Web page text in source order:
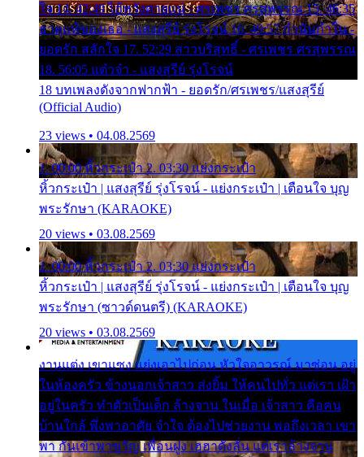
ใจ 14. 42:49 ไอ้หวังตายแน่ - ศรเพชร ศรสุพรรณ 15. 46:35
ธาตุแท้ของเธอ - แสงสุรีย์ รุ่งโรจน์ 16. 49:57 กำนันกำใน -
ยอดรัก สลักใจ 17. 52:29 สาวบริสุทธิ์ - ศรเพชร ศรสุพรรณ
18. 56:05 แต๋วจ๋า - แสงสุรีย์ รุ่งโรจน์
18 บทเพลงดังจากฟากฟ้า - ยอดรัก/ศรเพชร/แสงสุรีย์
(Official Audio)
23 views • 04.08.2569
1. 00:00 หิ้วกระเป๋า 2. 03:30 แย่งกระเป๋า
หิ้วกระเป๋า | แสงสุรีย์ รุ่งโรจน์ - แย่งกระเป๋า | เตือนใจ บุญ
พระรักษา (KARAOKE)
20 views • 03.08.2569
1. 00:00 หิ้วกระเป๋า 2. 03:30 แย่งกระเป๋า
หิ้วกระเป๋า | แสงสุรีย์ รุ่งโรจน์ - แย่งกระเป๋า | เตือนใจ บุญ
พระรักษา (ซาวด์ดนตรี) (KARAOKE)
20 views • 03.08.2569
งานแต่ง เขาแซง แย่งเอาไปก่อน หัวใจอาวรณ์ มาซ่อน อยู่
ในห้องครัว ข้างนอกเจ้าสาว ส่งยิ้ม ให้คนไปทั่ว แต่เรา เฝ้า
อยู่ในครัว ทำตัวเป็นเด็ก ล้างจาน ในเมื่อ เจ้าสาว คือคน
บ้านใกล้ พึ่งพาอาศัย จำใจ ต้องไปช่วยงาน พอถึงเวลา เขา
พา กันเข้าพาขวัญ เพื่อนฝูง เฮฮาดังลั่น แต่เราล้างจาน